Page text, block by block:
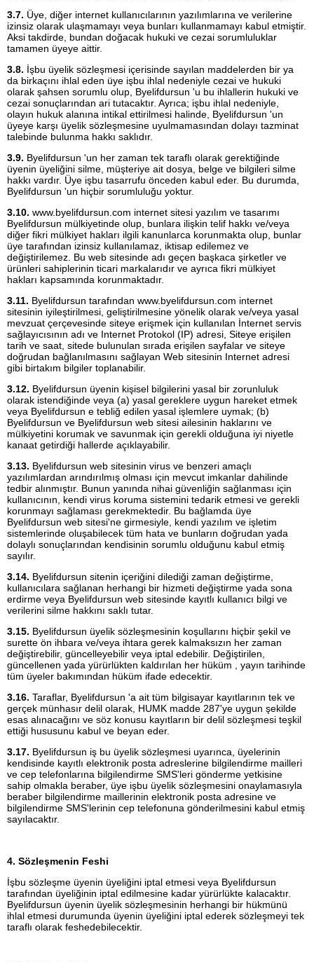
3.7. Üye, diğer internet kullanıcılarının yazılımlarına ve verilerine
izinsiz olarak ulaşmamayı veya bunları kullanmamayı kabul etmiştir.
Aksi takdirde, bundan doğacak hukuki ve cezai sorumluluklar
tamamen üyeye aittir.
3.8. İşbu üyelik sözleşmesi içerisinde sayılan maddelerden bir ya
da birkaçını ihlal eden üye işbu ihlal nedeniyle cezai ve hukuki
olarak şahsen sorumlu olup, Byelifdursun 'u bu ihlallerin hukuki ve
cezai sonuçlarından ari tutacaktır. Ayrıca; işbu ihlal nedeniyle,
olayın hukuk alanına intikal ettirilmesi halinde, Byelifdursun 'un
üyeye karşı üyelik sözleşmesine uyulmamasından dolayı tazminat
talebinde bulunma hakkı saklıdır.
3.9. Byelifdursun 'un her zaman tek taraflı olarak gerektiğinde
üyenin üyeliğini silme, müşteriye ait dosya, belge ve bilgileri silme
hakkı vardır. Üye işbu tasarrufu önceden kabul eder. Bu durumda,
Byelifdursun 'un hiçbir sorumluluğu yoktur.
3.10. www.byelifdursun.com internet sitesi yazılım ve tasarımı
Byelifdursun mülkiyetinde olup, bunlara ilişkin telif hakkı ve/veya
diğer fikri mülkiyet hakları ilgili kanunlarca korunmakta olup, bunlar
üye tarafından izinsiz kullanılamaz, iktisap edilemez ve
değiştirilemez. Bu web sitesinde adı geçen başkaca şirketler ve
ürünleri sahiplerinin ticari markalarıdır ve ayrıca fikri mülkiyet
hakları kapsamında korunmaktadır.
3.11. Byelifdursun tarafından www.byelifdursun.com internet
sitesinin iyileştirilmesi, geliştirilmesine yönelik olarak ve/veya yasal
mevzuat çerçevesinde siteye erişmek için kullanılan İnternet servis
sağlayıcısının adı ve Internet Protokol (IP) adresi, Siteye erişilen
tarih ve saat, sitede bulunulan sırada erişilen sayfalar ve siteye
doğrudan bağlanılmasını sağlayan Web sitesinin Internet adresi
gibi birtakım bilgiler toplanabilir.
3.12. Byelifdursun üyenin kişisel bilgilerini yasal bir zorunluluk
olarak istendiğinde veya (a) yasal gereklere uygun hareket etmek
veya Byelifdursun e tebliğ edilen yasal işlemlere uymak; (b)
Byelifdursun ve Byelifdursun web sitesi ailesinin haklarını ve
mülkiyetini korumak ve savunmak için gerekli olduğuna iyi niyetle
kanaat getirdiği hallerde açıklayabilir.
3.13. Byelifdursun web sitesinin virus ve benzeri amaçlı
yazılımlardan arındırılmış olması için mevcut imkanlar dahilinde
tedbir alınmıştır. Bunun yanında nihai güvenliğin sağlanması için
kullanıcının, kendi virus koruma sistemini tedarik etmesi ve gerekli
korunmayı sağlaması gerekmektedir. Bu bağlamda üye
Byelifdursun web sitesi'ne girmesiyle, kendi yazılım ve işletim
sistemlerinde oluşabilecek tüm hata ve bunların doğrudan yada
dolaylı sonuçlarından kendisinin sorumlu olduğunu kabul etmiş
sayılır.
3.14. Byelifdursun sitenin içeriğini dilediği zaman değiştirme,
kullanıcılara sağlanan herhangi bir hizmeti değiştirme yada sona
erdirme veya Byelifdursun web sitesinde kayıtlı kullanıcı bilgi ve
verilerini silme hakkını saklı tutar.
3.15. Byelifdursun üyelik sözleşmesinin koşullarını hiçbir şekil ve
surette ön ihbara ve/veya ihtara gerek kalmaksızın her zaman
değiştirebilir, güncelleyebilir veya iptal edebilir. Değiştirilen,
güncellenen yada yürürlükten kaldırılan her hüküm , yayın tarihinde
tüm üyeler bakımından hüküm ifade edecektir.
3.16. Taraflar, Byelifdursun 'a ait tüm bilgisayar kayıtlarının tek ve
gerçek münhasır delil olarak, HUMK madde 287'ye uygun şekilde
esas alınacağını ve söz konusu kayıtların bir delil sözleşmesi teşkil
ettiği hususunu kabul ve beyan eder.
3.17. Byelifdursun iş bu üyelik sözleşmesi uyarınca, üyelerinin
kendisinde kayıtlı elektronik posta adreslerine bilgilendirme mailleri
ve cep telefonlarına bilgilendirme SMS'leri gönderme yetkisine
sahip olmakla beraber, üye işbu üyelik sözleşmesini onaylamasıyla
beraber bilgilendirme maillerinin elektronik posta adresine ve
bilgilendirme SMS'lerinin cep telefonuna gönderilmesini kabul etmiş
sayılacaktır.
4. Sözleşmenin Feshi
İşbu sözleşme üyenin üyeliğini iptal etmesi veya Byelifdursun
tarafından üyeliğinin iptal edilmesine kadar yürürlükte kalacaktır.
Byelifdursun üyenin üyelik sözleşmesinin herhangi bir hükmünü
ihlal etmesi durumunda üyenin üyeliğini iptal ederek sözleşmeyi tek
taraflı olarak feshedebilecektir.